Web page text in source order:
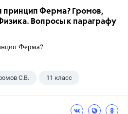
принцип Ферма? Громов,
Вопросы к параграфу
Ферма?
С.В. 11 класс